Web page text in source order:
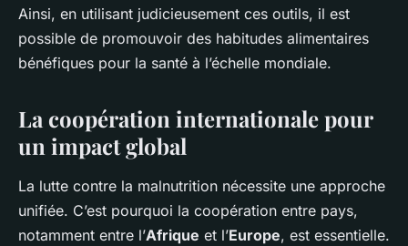
Ainsi, en utilisant judicieusement ces outils, il est
possible de promouvoir des habitudes alimentaires
bénéfiques pour la santé à l’échelle mondiale.
La coopération internationale pour
un impact global
La lutte contre la malnutrition nécessite une approche
unifiée. C’est pourquoi la coopération entre pays,
notamment entre l’Afrique et l’Europe, est essentielle.